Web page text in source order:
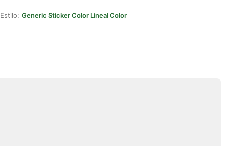
Estilo: Generic Sticker Color Lineal Color